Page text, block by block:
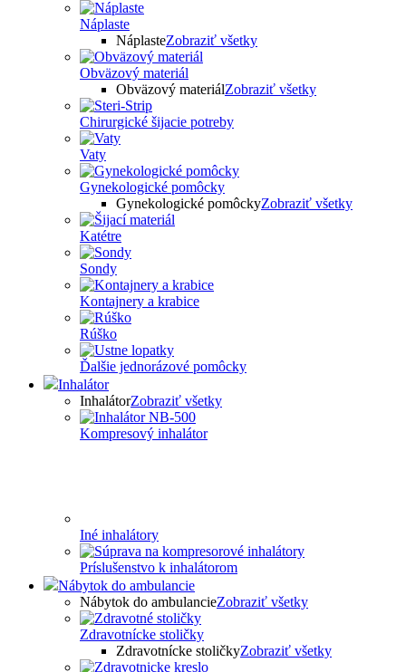
Náplaste
NáplasteZobraziť všetky
Obväzový materiál
Obväzový materiálZobraziť všetky
Chirurgické šijacie potreby
Vaty
Gynekologické pomôcky
Gynekologické pomôckyZobraziť všetky
Katétre
Sondy
Kontajnery a krabice
Rúško
Ďalšie jednorázové pomôcky
Inhalátor
InhalátorZobraziť všetky
Kompresový inhalátor
Iné inhalátory
Príslušenstvo k inhalátorom
Nábytok do ambulancie
Nábytok do ambulancieZobraziť všetky
Zdravotnícke stoličky
Zdravotnícke stoličkyZobraziť všetky